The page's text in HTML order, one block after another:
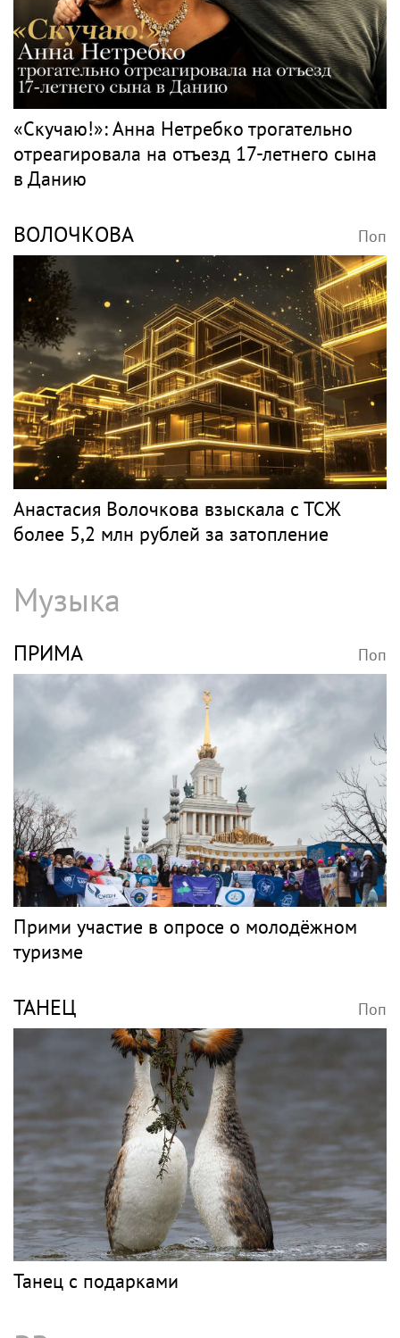
«Скучаю!»: Анна Нетребко трогательно
отреагировала на отъезд 17-летнего сына
в Данию
ВОЛОЧКОВА Поп
Анастасия Волочкова взыскала с ТСЖ
более 5,2 млн рублей за затопление
Музыка
ПРИМА Поп
Прими участие в опросе о молодёжном
туризме
ТАНЕЦ Поп
Танец с подарками